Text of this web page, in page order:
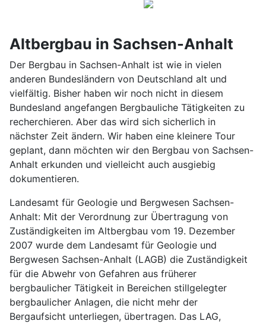
Altbergbau in Sachsen-Anhalt
Der Bergbau in Sachsen-Anhalt ist wie in vielen
anderen Bundesländern von Deutschland alt und
vielfältig. Bisher haben wir noch nicht in diesem
Bundesland angefangen Bergbauliche Tätigkeiten zu
recherchieren. Aber das wird sich sicherlich in
nächster Zeit ändern. Wir haben eine kleinere Tour
geplant, dann möchten wir den Bergbau von Sachsen-
Anhalt erkunden und vielleicht auch ausgiebig
dokumentieren.
Landesamt für Geologie und Bergwesen Sachsen-
Anhalt: Mit der Verordnung zur Übertragung von
Zuständigkeiten im Altbergbau vom 19. Dezember
2007 wurde dem Landesamt für Geologie und
Bergwesen Sachsen-Anhalt (LAGB) die Zuständigkeit
für die Abwehr von Gefahren aus früherer
bergbaulicher Tätigkeit in Bereichen stillgelegter
bergbaulicher Anlagen, die nicht mehr der
Bergaufsicht unterliegen, übertragen. Das LAG,